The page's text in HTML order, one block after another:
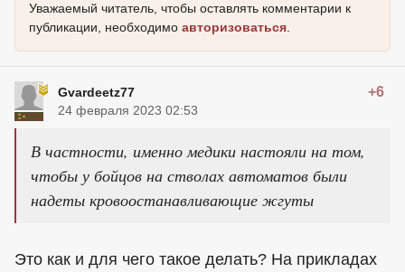
Уважаемый читатель, чтобы оставлять комментарии к
публикации, необходимо авторизоваться.
Gvardeetz77 +6
24 февраля 2023 02:53
В частности, именно медики настояли на том,
чтобы у бойцов на стволах автоматов были
надеты кровоостанавливающие жгуты
Это как и для чего такое делать? На прикладах